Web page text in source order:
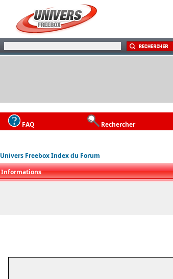
FAQ Rechercher
Univers Freebox Index du Forum
Informations